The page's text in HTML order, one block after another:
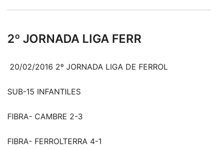
2º JORNADA LIGA FERR
20/02/2016 2º JORNADA LIGA DE FERROL
SUB-15 INFANTILES
FIBRA- CAMBRE 2-3
FIBRA- FERROLTERRA 4-1